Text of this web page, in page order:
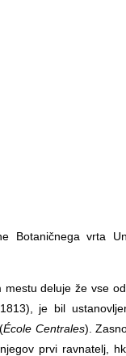
Botaničnega vrta
mestu deluje že vse
je bil
École Centrales).
prvi ravnatelj,